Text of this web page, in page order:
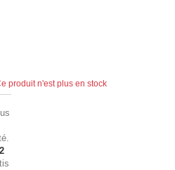
produit n'est plus en stock